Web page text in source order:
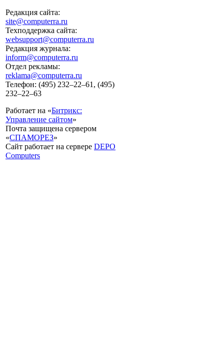
Редакция сайта:
site@computerra.ru
Техподдержка сайта:
websupport@computerra.ru
Редакция журнала:
inform@computerra.ru
Отдел рекламы:
reklama@computerra.ru
Телефон: (495) 232–22–61, (495)
232–22–63
Работает на «Битрикс:
Управление сайтом»
Почта защищена сервером
«СПАМОРЕЗ»
Сайт работает на сервере DEPO
Computers